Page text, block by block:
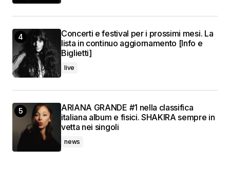
Concerti e festival per i prossimi mesi. La
lista in continuo aggiornamento [Info e
Biglietti]
live
ARIANA GRANDE #1 nella classifica
italiana album e fisici. SHAKIRA sempre in
vetta nei singoli
news